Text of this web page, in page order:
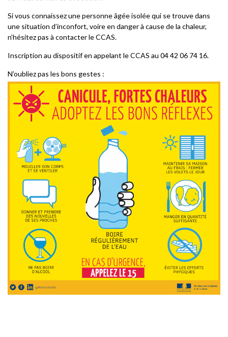
Si vous connaissez une personne âgée isolée qui se trouve dans
une situation d’inconfort, voire en danger à cause de la chaleur,
n’hésitez pas à contacter le CCAS.
Inscription au dispositif en appelant le CCAS au 04 42 06 74 16.
N’oubliez pas les bons gestes :